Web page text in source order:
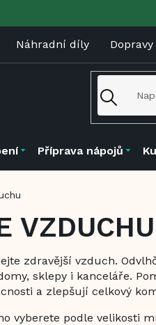
Náhradní díly
Příprava nápojů
VZDUCHU
zdravější vzduch.
sklepy i kanceláře.
a zlepšují celkový
vyberete podle velikosti